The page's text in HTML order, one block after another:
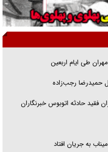
برنامه تلویزیونی «نبرد
شد
حمیدرضا رجب‌زاده
فقید حادثه اتوبوس خبرنگاران
به جریان افتاد